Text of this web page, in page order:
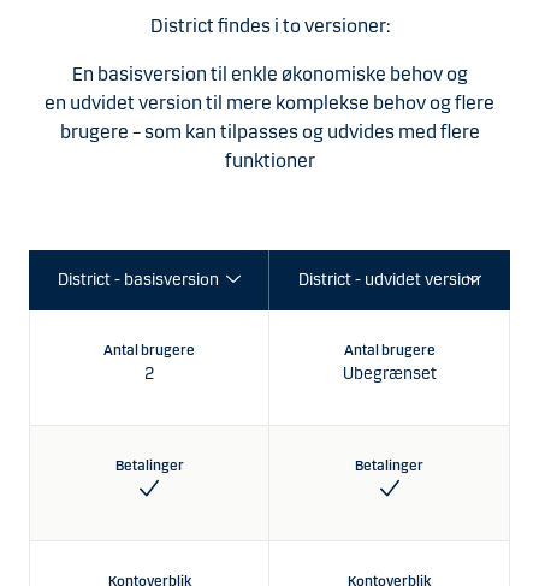
District findes i to versioner:
En basisversion til enkle økonomiske behov og
en udvidet version til mere komplekse behov og flere
brugere – som kan tilpasses og udvides med flere
funktioner
Antal brugere
2
Betalinger
Kontoverblik
Antal brugere
Ubegrænset
Betalinger
Kontoverblik